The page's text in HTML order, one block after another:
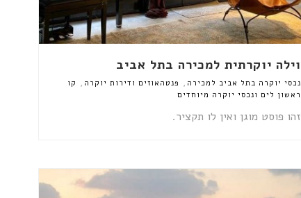
וילה יוקרתית למכירה בתל אביב
נכסי יוקרה בתל אביב למכירה , פנטהאוזים ודירות יוקרה , קו
ראשון לים ונכסי יוקרה מיוחדים
זהו פוסט מוגן ואין לו תקציר.